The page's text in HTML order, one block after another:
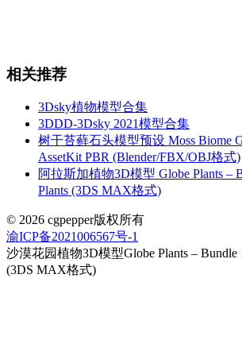
相关推荐
3Dsky植物模型合集
3DDD-3Dsky 2021模型合集
树干苔藓石头模型预设 Moss Biome
AssetKit PBR (Blender/FBX/OBJ格式)
阿拉斯加植物3D模型 Globe Plants –
Plants (3DS MAX格式)
© 2026 cgpepper版权所有
渝ICP备2021006567号-1
沙漠花园植物3D模型Globe Plants – Bundle
(3DS MAX格式)